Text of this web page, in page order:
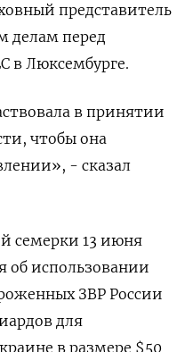
представитель
делам перед
в Люксембурге.
в принятии
чтобы она
- сказал
семерки 13 июня
об использовании
ЗВР России
для
в размере $50